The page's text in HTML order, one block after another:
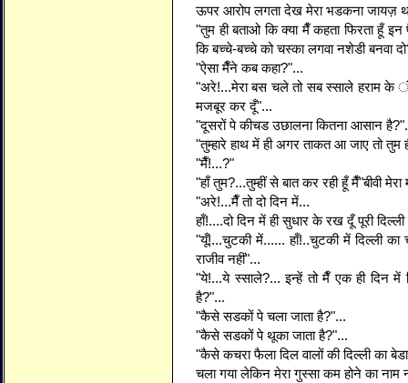
ऊपर आरोप लगता देख मेरा भडकना जायज़
"तुम ही बताओ कि क्या मैँ कहता फिरता हूँ
कि बच्चे-बच्चे को चस्का लगवा नशेडी बनवा
"ऐसा मैँने कब कहा?"...
"अरे!...मेरा बस चले तो सब स्साले हराम
मजबूर कर दूँ"...
"दूसरों पे कीचड उछालना कितना आसान
"तुम्हारे हाथ में ही अगर ताकत आ जाए तो तुम
"मैँ!...?"
"हाँ तुम?...तुम्हीं से बात कर रही हूँ मैँ"बीवी
"अरे!...मैँ तो दो दिन में...
हाँ!....दो दिन में ही सुधार के रख दूँ पूरी
"यूँ!...चुटकी में...... हाँ!..चुटकी में दिल्ली का
राजीव नहीं"...
"ये!...ये स्साले?... इन्हें तो मैँ एक ही दिन में
है?"...
"कैसे सडकों पे चला जाता है?"...
"कैसे सडकों पे थूका जाता है?"...
"कैसे कचरा फैला दिल वालों की दिल्ली का
चला गया लेकिन मेरा गुस्सा कम होने का नाम